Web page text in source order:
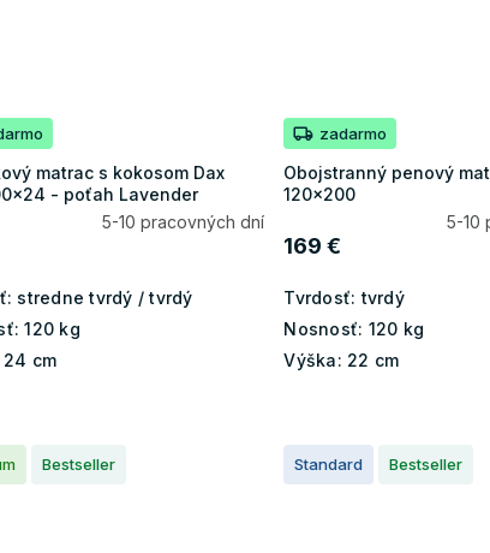
matrac s kokosom Dax
- poťah Lavender
5-10 pracovných dní
stredne tvrdý / tvrdý
120 kg
24 cm
zadarmo
Obojstranný penový
120x200
5-10
169 €
Tvrdosť: tvrdý
Nosnosť: 120 kg
Výška: 22 cm
Bestseller Standard Bestseller